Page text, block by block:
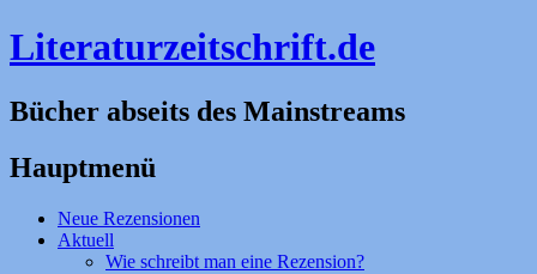
Literaturzeitschrift.de
Bücher abseits des Mainstreams
Hauptmenü
Zum
Inhalt
Neue Rezensionen
Aktuell
Wie schreibt man eine Rezension?